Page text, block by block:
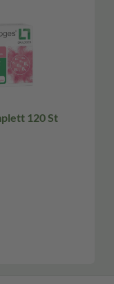
120 St